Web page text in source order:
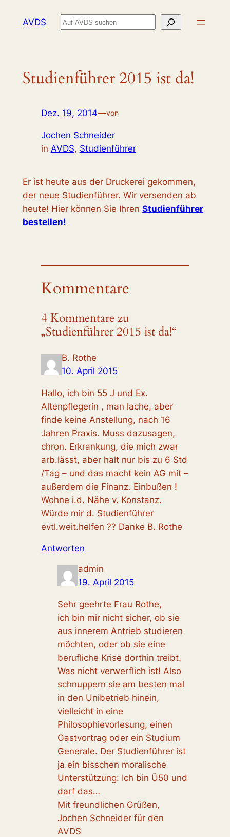
InhaltAVDS Suchen
Studienführer 2015 ist da!
Dez. 19, 2014—von
Jochen Schneider
in AVDS, Studienführer
Er ist heute aus der Druckerei gekommen,
der neue Studienführer. Wir versenden ab
heute! Hier können Sie Ihren Studienführer
bestellen!
Kommentare
4 Kommentare zu
„Studienführer 2015 ist da!“
B. Rothe
10. April 2015
Hallo, ich bin 55 J und Ex.
Altenpflegerin , man lache, aber
finde keine Anstellung, nach 16
Jahren Praxis. Muss dazusagen,
chron. Erkrankung, die mich zwar
arb.lässt, aber halt nur bis zu 6 Std
/Tag – und das macht kein AG mit –
außerdem die Finanz. Einbußen !
Wohne i.d. Nähe v. Konstanz.
Würde mir d. Studienführer
evtl.weit.helfen ?? Danke B. Rothe
Antworten
admin
19. April 2015
Sehr geehrte Frau Rothe,
ich bin mir nicht sicher, ob sie
aus innerem Antrieb studieren
möchten, oder ob sie eine
berufliche Krise dorthin treibt.
Was nicht verwerflich ist! Also
schnuppern sie am besten mal
in den Unibetrieb hinein,
vielleicht in eine
Philosophievorlesung, einen
Gastvortrag oder ein Studium
Generale. Der Studienführer ist
ja ein bisschen moralische
Unterstützung: Ich bin Ü50 und
darf das…
Mit freundlichen Grüßen,
Jochen Schneider für den
AVDS